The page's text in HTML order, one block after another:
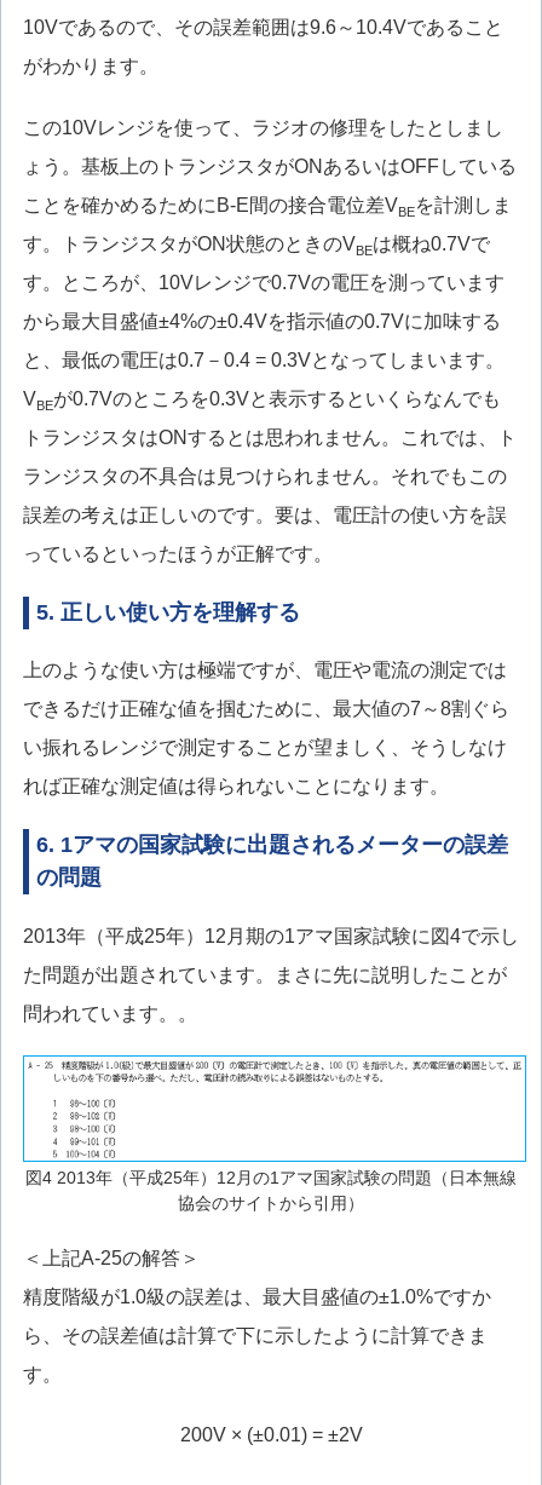
10Vであるので、その誤差範囲は9.6～10.4Vであること
がわかります。
この10Vレンジを使って、ラジオの修理をしたとしまし
ょう。基板上のトランジスタがONあるいはOFFしている
ことを確かめるためにB-E間の接合電位差VBEを計測しま
す。トランジスタがON状態のときのVBEは概ね0.7Vで
す。ところが、10Vレンジで0.7Vの電圧を測っています
から最大目盛値±4%の±0.4Vを指示値の0.7Vに加味する
と、最低の電圧は0.7－0.4 = 0.3Vとなってしまいます。
VBEが0.7Vのところを0.3Vと表示するといくらなんでも
トランジスタはONするとは思われません。これでは、ト
ランジスタの不具合は見つけられません。それでもこの
誤差の考えは正しいのです。要は、電圧計の使い方を誤
っているといったほうが正解です。
5. 正しい使い方を理解する
上のような使い方は極端ですが、電圧や電流の測定では
できるだけ正確な値を掴むために、最大値の7～8割ぐら
い振れるレンジで測定することが望ましく、そうしなけ
れば正確な測定値は得られないことになります。
6. 1アマの国家試験に出題されるメーターの誤差
の問題
2013年（平成25年）12月期の1アマ国家試験に図4で示し
た問題が出題されています。まさに先に説明したことが
問われています。。
図4 2013年（平成25年）12月の1アマ国家試験の問題（日本無線
協会のサイトから引用）
＜上記A-25の解答＞
精度階級が1.0級の誤差は、最大目盛値の±1.0%ですか
ら、その誤差値は計算で下に示したように計算できま
す。
200V × (±0.01) = ±2V